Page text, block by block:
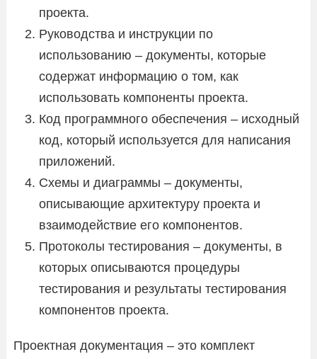
проекта.
Руководства и инструкции по
использованию – документы, которые
содержат информацию о том, как
использовать компоненты проекта.
Код программного обеспечения – исходный
код, который используется для написания
приложений.
Схемы и диаграммы – документы,
описывающие архитектуру проекта и
взаимодействие его компонентов.
Протоколы тестирования – документы, в
которых описываются процедуры
тестирования и результаты тестирования
компонентов проекта.
Проектная документация – это комплект